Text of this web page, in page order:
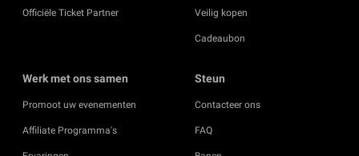
Officiële Ticket Partner Veilig kopen
Cadeaubon
Werk met ons samen
Promoot uw evenementen
Affiliate Programma's
Steun
Contacteer ons
FAQ